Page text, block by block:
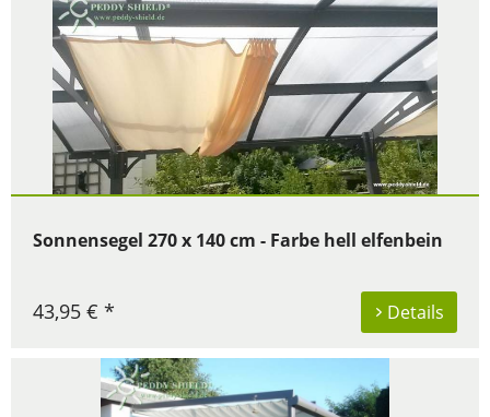
Sonnensegel 270 x 140 cm - Farbe hell elfenbein
Details
43,95 € *